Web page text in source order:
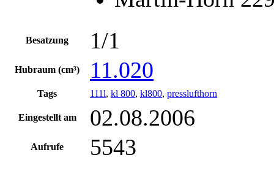
Besatzung 1/1
Hubraum (cm³) 11.020
Tags 111l, kl 800, kl800, presslufthorn
Eingestellt am 02.08.2006
Aufrufe 5543